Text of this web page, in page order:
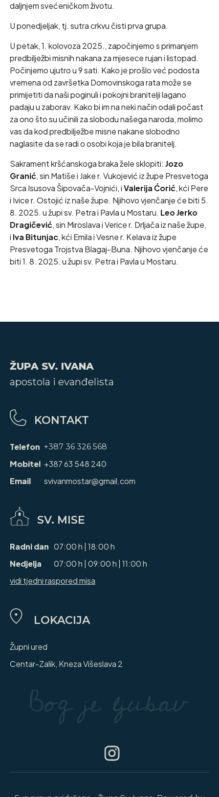
daljnjem svećeničkom životu.
U ponedjeljak, tj. sutra crkvu čisti prva grupa.
U petak, 1. kolovoza 2025., započinjemo s primanjem
predbilježbi misnih nakana za mjesece rujan i listopad.
Počinjemo ujutro u 9 sati. Kako je prošlo već podosta
vremena od završetka Domovinskoga rata može se
primijetiti da naši poginuli i pokojni branitelji lagano
padaju u zaborav. Kako bi im na neki način odali počast
za ono što su učinili za slobodu našega naroda, molimo
vas da kod predbilježbe misne nakane slobodno
naglasite da se radi o osobi koja je bila branitelj.
Sakrament kršćanskoga braka žele sklopiti: Jozo
Granić, sin Matiše i Jake r. Vukojević iz župe Presvetoga
Srca Isusova Šipovača-Vojnići, iValerija Ćorić, kći Pere
i Ivice r. Ostojić iz naše župe. Njihovo vjenčanje će biti 5.
8. 2025. u župi sv. Petra i Pavla u Mostaru. Leo Jerko
Dragičević, sin Miroslava i Verice r. Drljača iz naše župe,
i Iva Bitunjac, kći Emila i Vesne r. Kelava iz župe
Presvetoga Trojstva Blagaj-Buna. Njihovo vjenčanje će
biti 1. 8. 2025. u župi sv. Petra i Pavla u Mostaru.
ŽUPA SV. IVANA
apostola i evanđelista
KONTAKT
Telefon +387 36 326 568
Mobitel +387 63 548 240
Email
svivanmostar@gmail.com
SV. MISE
Radni dan 07:00 h | 18:00 h
Nedjelja
07:00 h | 09:00 h | 11:00 h
vidi tjedni raspored misa
LOKACIJA
Župni ured
Centar-Zalik, Kneza Višeslava 2